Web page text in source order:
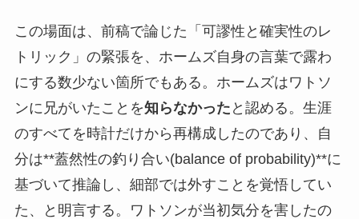
この場面は、前稿で論じた「可謬性と確実性のレ
トリック」の緊張を、ホームズ自身の言葉で露わ
にする数少ない箇所でもある。ホームズはワトソ
ンに兄がいたことを知らなかった と認める。生涯
のすべてを時計だけから再構成したのであり、自
分は**蓋然性の釣り合い(balance of probability)**に
基づいて推論し、細部では外すことを覚悟してい
た、と明言する。ワトソンが当初気分を害したの